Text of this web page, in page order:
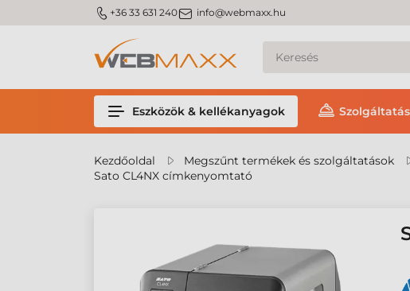
m_phone +36 33 631 240m_email info@webmaxx.hu
Eszközök & kellékanyagok
Kezdőoldal Megszűnt termékek és szolgáltatások
Sato CL4NX címkenyomtató